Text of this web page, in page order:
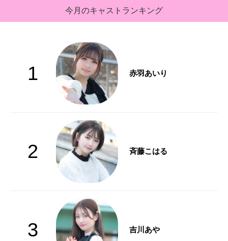
今月のキャストランキング
1 赤羽あいり
2 斉藤こはる
3 吉川あや